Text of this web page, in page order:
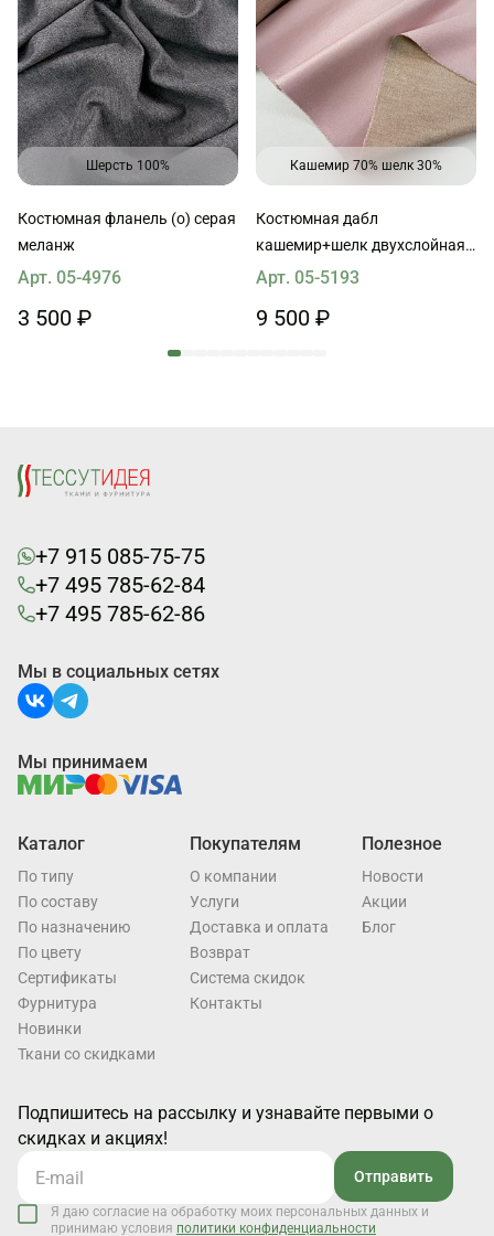
Шерсть 100%
Костюмная фланель (о) серая
меланж
Арт. 05-4976
3 500 ₽
Кашемир 70% шелк 30%
Костюмная дабл
кашемир+шелк двухслойная
(о) розовая/бежевая
Арт. 05-5193
9 500 ₽
+7 915 085-75-75
+7 495 785-62-84
+7 495 785-62-86
Каталог
По типу
По составу
По назначению
По цвету
Cертификаты
Фурнитура
Новинки
Ткани со скидками
Покупателям
О компании
Услуги
Доставка и оплата
Возврат
Система скидок
Контакты
Полезное
Новости
Акции
Блог
Подпишитесь на рассылку и узнавайте первыми о
скидках и акциях!
Отправить
Я даю согласие на обработку моих персональных данных и
принимаю условия политики конфиденциальности
Мы в социальных сетях
Мы принимаем